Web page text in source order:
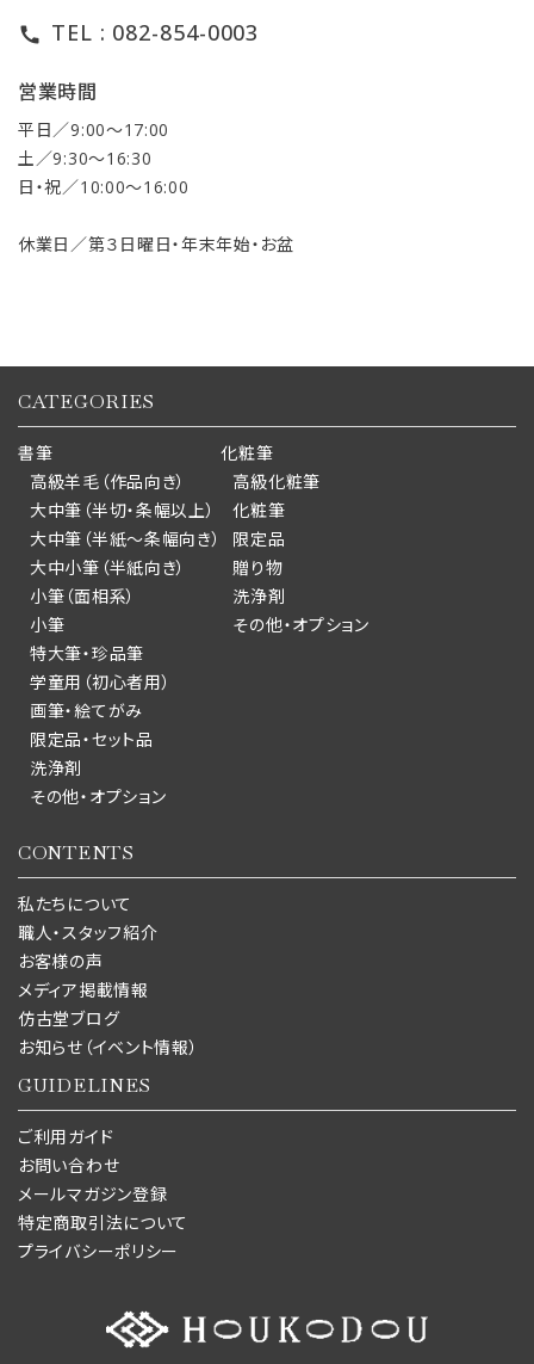
call TEL : 082-854-0003
営業時間
平日／9:00〜17:00
土／9:30〜16:30
日・祝／10:00〜16:00
休業日／第３日曜日・年末年始・お盆
CATEGORIES
書筆
高級羊毛（作品向き）
大中筆（半切・条幅以上）
大中筆（半紙～条幅向き）
大中小筆（半紙向き）
小筆（面相系）
小筆
特大筆・珍品筆
学童用（初心者用）
画筆・絵てがみ
限定品・セット品
洗浄剤
その他・オプション
化粧筆
高級化粧筆
化粧筆
限定品
贈り物
洗浄剤
その他・オプション
CONTENTS
私たちについて
職人・スタッフ紹介
お客様の声
メディア掲載情報
仿古堂ブログ
お知らせ（イベント情報）
GUIDELINES
ご利用ガイド
お問い合わせ
メールマガジン登録
特定商取引法について
プライバシーポリシー